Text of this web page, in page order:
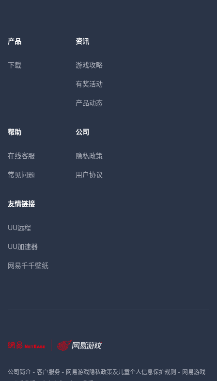
产品
下载
资讯
游戏攻略
有奖活动
产品动态
帮助
在线客服
常见问题
公司
隐私政策
用户协议
友情链接
UU远程
UU加速器
网易千千壁纸
公司简介- 客户服务- 网易游戏隐私政策及儿童个人信息保护规则 - 网易游戏